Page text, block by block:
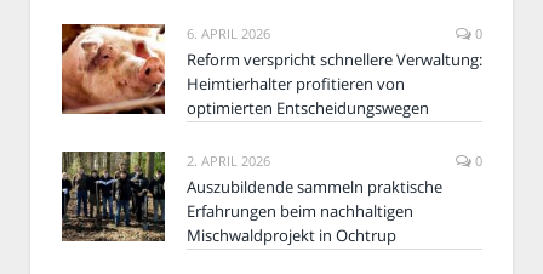
6. APRIL 2026 0
Reform verspricht schnellere Verwaltung:
Heimtierhalter profitieren von
optimierten Entscheidungswegen
2. APRIL 2026 0
Auszubildende sammeln praktische
Erfahrungen beim nachhaltigen
Mischwaldprojekt in Ochtrup